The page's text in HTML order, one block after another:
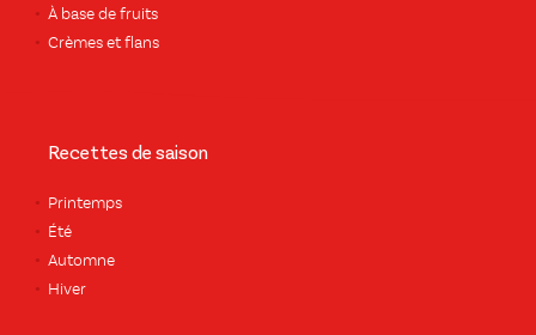
À base de fruits
Crèmes et flans
Recettes de saison
Printemps
Été
Automne
Hiver